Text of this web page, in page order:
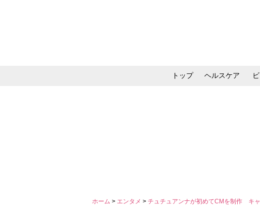
トップ ヘルスケア
ホーム > エンタメ > チュチュアンナが初めてCMを制作 キ